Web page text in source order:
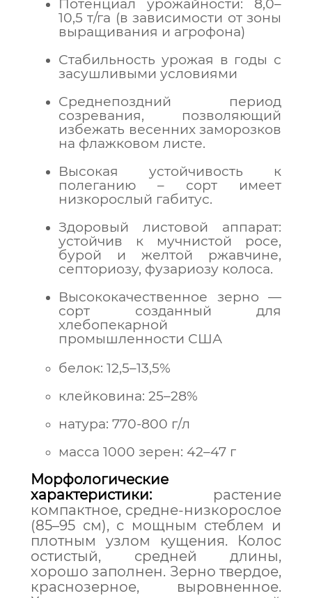
Потенциал урожайности: 8,0–
10,5 т/га (в зависимости от зоны
выращивания и агрофона)
Стабильность урожая в годы с
засушливыми условиями
Среднепоздний период
созревания, позволяющий
избежать весенних заморозков
на флажковом листе.
Высокая устойчивость к
полеганию – сорт имеет
низкорослый габитус.
Здоровый листовой аппарат:
устойчив к мучнистой росе,
бурой и желтой ржавчине,
септориозу, фузариозу колоса.
Высококачественное зерно —
сорт созданный для
хлебопекарной
промышленности США
белок: 12,5–13,5%
клейковина: 25–28%
натура: 770-800 г/л
масса 1000 зерен: 42–47 г
Морфологические
характеристики: растение
компактное, средне-низкорослое
(85–95 см), с мощным стеблем и
плотным узлом кущения. Колос
остистый, средней длины,
хорошо заполнен. Зерно твердое,
краснозерное, выровненное.